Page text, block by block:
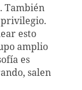
También
privilegio.
esto
amplio
es
salen